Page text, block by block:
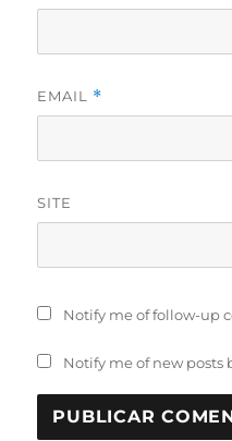
EMAIL *
SITE
Notify me of follow-up
Notify me of new posts